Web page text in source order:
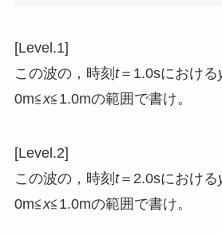
[Level.1]
この波の，時刻 t＝1.0sにおける
0m≦x≦1.0mの範囲で書け。
[Level.2]
この波の，時刻 t＝2.0sにおける
0m≦x≦1.0mの範囲で書け。